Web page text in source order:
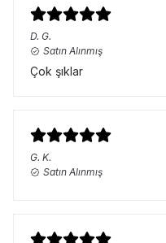
D. G.
Satın Alınmış
Çok şıklar
G. K.
Satın Alınmış